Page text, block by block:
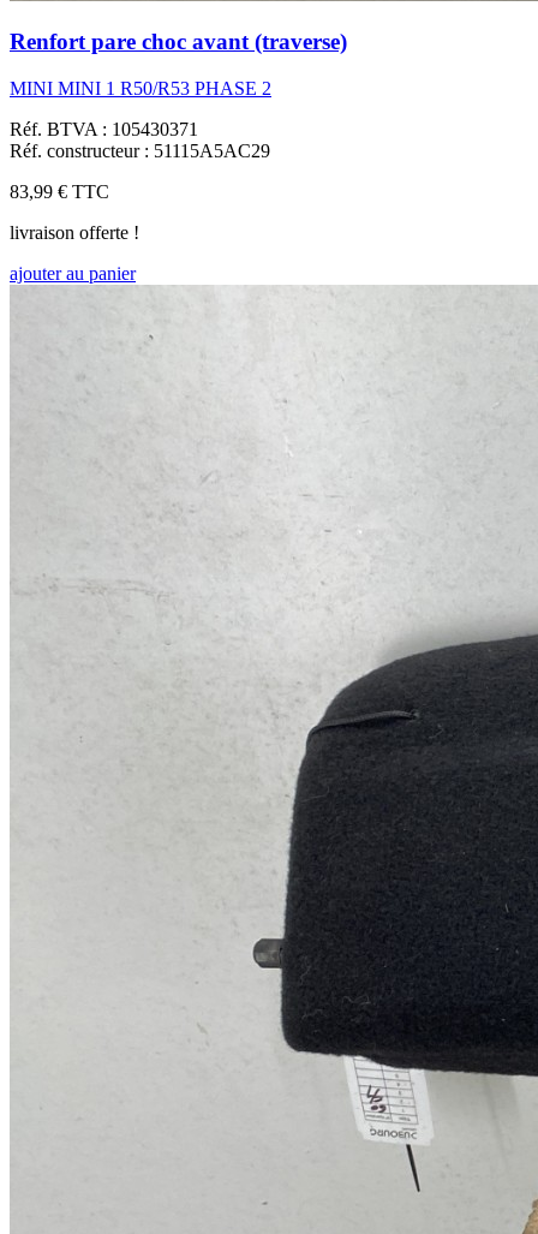
Renfort pare choc avant (traverse)
MINI MINI 1 R50/R53 PHASE 2
Réf. BTVA : 105430371
Réf. constructeur : 51115A5AC29
83,99 € TTC
livraison offerte !
ajouter au panier